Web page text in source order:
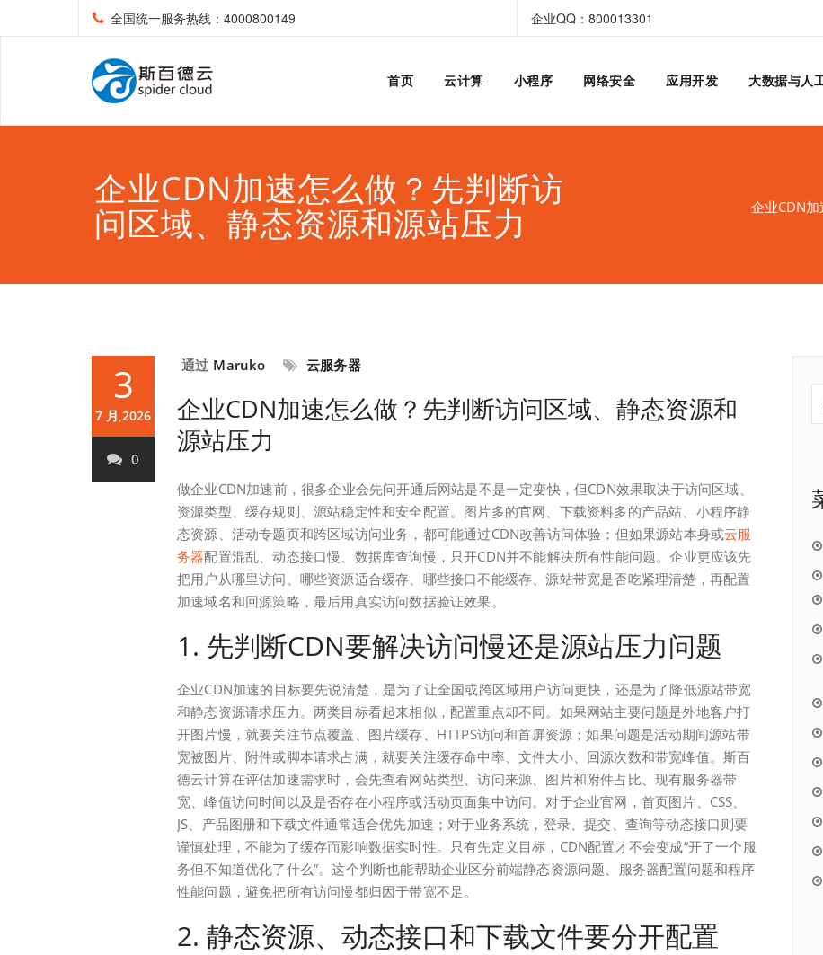
全国统一服务热线：4000800149 企业QQ：800013301
首页 云计算 小程序 网络安全 应用开发 大数据与人
企业CDN加速怎么做？先判断访
问区域、静态资源和源站压力
企业CDN
3
7 月,2026
0
通过 Maruko 云服务器
企业CDN加速怎么做？先判断访问区域、静态资源和
源站压力
做企业CDN加速前，很多企业会先问开通后网站是不是一定变快，但CDN效果取决于访问区域、
资源类型、缓存规则、源站稳定性和安全配置。图片多的官网、下载资料多的产品站、小程序静
态资源、活动专题页和跨区域访问业务，都可能通过CDN改善访问体验；但如果源站本身或云服
务器配置混乱、动态接口慢、数据库查询慢，只开CDN并不能解决所有性能问题。企业更应该先
把用户从哪里访问、哪些资源适合缓存、哪些接口不能缓存、源站带宽是否吃紧理清楚，再配置
加速域名和回源策略，最后用真实访问数据验证效果。
1. 先判断CDN要解决访问慢还是源站压力问题
企业CDN加速的目标要先说清楚，是为了让全国或跨区域用户访问更快，还是为了降低源站带宽
和静态资源请求压力。两类目标看起来相似，配置重点却不同。如果网站主要问题是外地客户打
开图片慢，就要关注节点覆盖、图片缓存、HTTPS访问和首屏资源；如果问题是活动期间源站带
宽被图片、附件或脚本请求占满，就要关注缓存命中率、文件大小、回源次数和带宽峰值。斯百
德云计算在评估加速需求时，会先查看网站类型、访问来源、图片和附件占比、现有服务器带
宽、峰值访问时间以及是否存在小程序或活动页面集中访问。对于企业官网，首页图片、CSS、
JS、产品图册和下载文件通常适合优先加速；对于业务系统，登录、提交、查询等动态接口则要
谨慎处理，不能为了缓存而影响数据实时性。只有先定义目标，CDN配置才不会变成“开了一个服
务但不知道优化了什么”。这个判断也能帮助企业区分前端静态资源问题、服务器配置问题和程序
性能问题，避免把所有访问慢都归因于带宽不足。
2. 静态资源、动态接口和下载文件要分开配置